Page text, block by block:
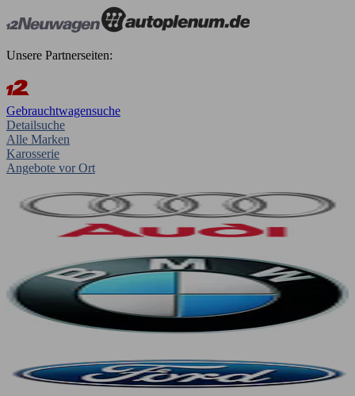
Unsere Partnerseiten:
Gebrauchtwagensuche
Detailsuche
Alle Marken
Karosserie
Angebote vor Ort